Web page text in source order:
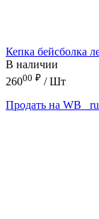
Кепка бейсболка
В наличии
26000 ₽ / Шт
Продать на WB